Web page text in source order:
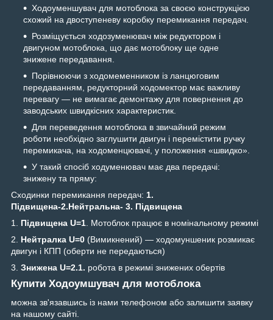
Ходоуменшувач для мотоблока за своєю конструкцією
схожий на двоступеневу коробку перемикання передач.
Розміщується ходозуменювач між редуктором і
двигуном мотоблока, що дає мотоблоку ще одне
знижене передавання.
Порівнюючи з ходомеменником із ланцюговим
передаванням, редукторний ходомектор має важливу
перевагу — не вимагає демонтажу для повернення до
заводських швидкісних характеристик.
Для переведення мотоблока в звичайний режим
роботи необхідно заглушити двигун і перемістити ручку
перемикача, на ходоменцювачі, у положення «швидко».
У такий спосіб ходуменювач має два передачі:
знижену та пряму:
Сходинки перемикання передач: 1.
Підвищена-2.Нейтральна- 3. Підвищена
1. Підвищена U=1. Мотоблок працює в номінальному режимі
2. Нейтралка U=0 (Вимикнений) — ходомуншеник розмикає
двигун і КПП (оберти не передаються)
3. Знижена U=2.1. робота в режимі знижених обертів
Купити Ходоумшувач для мотоблока
можна зв'язавшись із нами телефоном або залишити заявку
на нашому сайті.